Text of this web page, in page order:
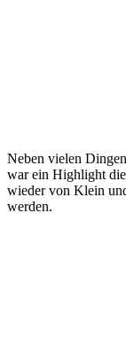
Neben vielen
war ein Highlight
wieder von Klein
werden.